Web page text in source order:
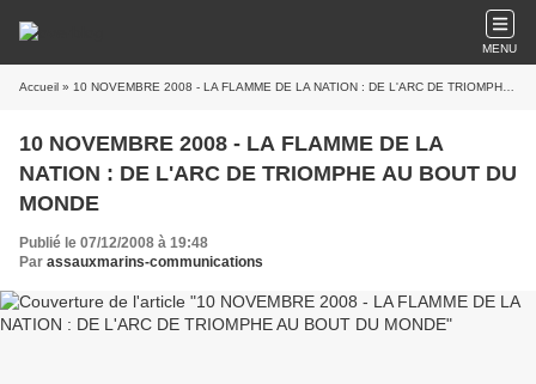
MENU
Accueil » 10 NOVEMBRE 2008 - LA FLAMME DE LA NATION : DE L'ARC DE TRIOMPHE AU BOUT DU MONDE
10 NOVEMBRE 2008 - LA FLAMME DE LA
NATION : DE L'ARC DE TRIOMPHE AU BOUT DU
MONDE
Publié le 07/12/2008 à 19:48
Par assauxmarins-communications